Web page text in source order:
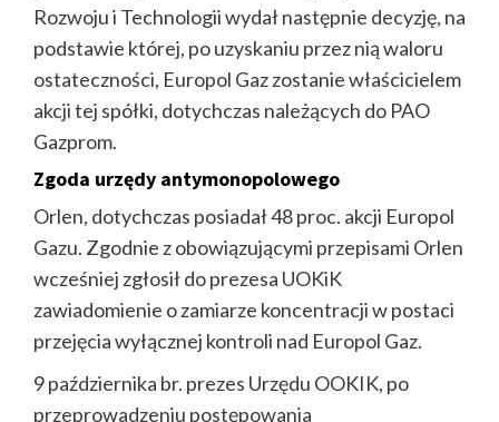
Rozwoju i Technologii wydał następnie decyzję, na
podstawie której, po uzyskaniu przez nią waloru
ostateczności, Europol Gaz zostanie właścicielem
akcji tej spółki, dotychczas należących do PAO
Gazprom.
Zgoda urzędy antymonopolowego
Orlen, dotychczas posiadał 48 proc. akcji Europol
Gazu. Zgodnie z obowiązującymi przepisami Orlen
wcześniej zgłosił do prezesa UOKiK
zawiadomienie o zamiarze koncentracji w postaci
przejęcia wyłącznej kontroli nad Europol Gaz.
9 października br. prezes Urzędu OOKIK, po
przeprowadzeniu postępowania